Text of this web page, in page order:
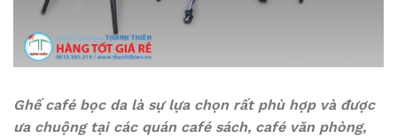
Ghế café bọc da là sự lựa chọn rất phù hợp và được
ưa chuộng tại các quán café sách, café văn phòng,